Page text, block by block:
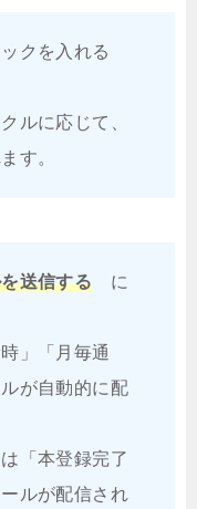
クを入れる
ルに応じて、
す。
送信する に
」「月毎通
が自動的に配
「本登録完了
ルが配信され